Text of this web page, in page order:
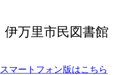
伊万里市民図書館
スマートフォン版はこちら